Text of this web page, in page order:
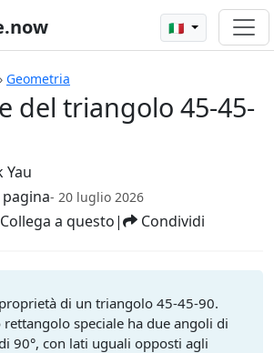
🇮🇹
› Geometria
del triangolo 45-45-
Yau
- 20 luglio 2026
Collega a questo| Condividi
di un triangolo 45-45-90.
speciale ha due angoli di
90°, con lati uguali opposti agli